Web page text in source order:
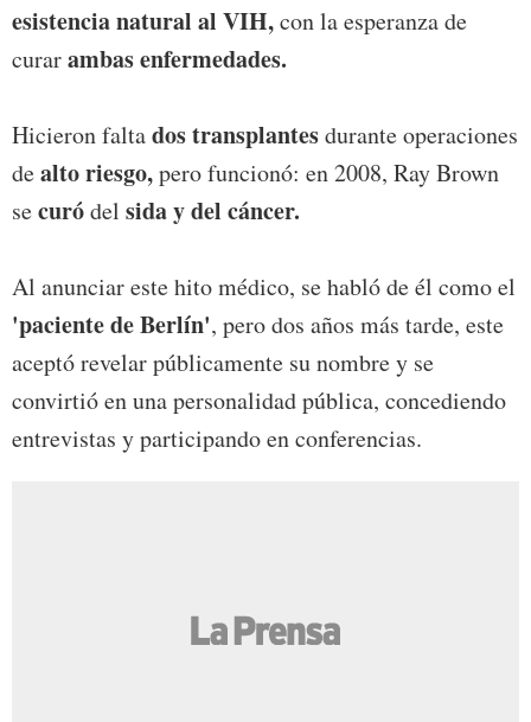
esistencia natural al VIH,con la esperanza de
curarambas enfermedades.
Hicieron faltados transplantesdurante operaciones
dealto riesgo,pero funcionó: en 2008, Ray Brown
securódel sida y del cáncer.
Al anunciar este hito médico, se habló de él como el
'paciente de Berlín', pero dos años más tarde, este
aceptó revelar públicamente su nombre y se
convirtió en una personalidad pública, concediendo
entrevistas y participando en conferencias.